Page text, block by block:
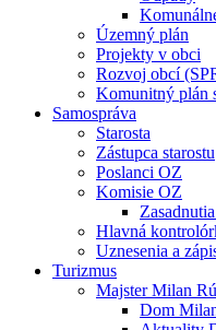
Územný plán
Projekty v obci
Rozvoj obcí
Komunitný plán
Samospráva
Starosta
Zástupca starostu
Poslanci OZ
Komisie OZ
Hlavná
Uznesenia a
Turizmus
Majster Milan
Dom